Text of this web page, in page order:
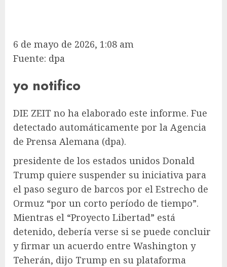
6 de mayo de 2026, 1:08 am
Fuente: dpa
yo notifico
DIE ZEIT no ha elaborado este informe. Fue
detectado automáticamente por la Agencia
de Prensa Alemana (dpa).
presidente de los estados unidos Donald
Trump quiere suspender su iniciativa para
el paso seguro de barcos por el Estrecho de
Ormuz “por un corto período de tiempo”.
Mientras el “Proyecto Libertad” está
detenido, debería verse si se puede concluir
y firmar un acuerdo entre Washington y
Teherán, dijo Trump en su plataforma